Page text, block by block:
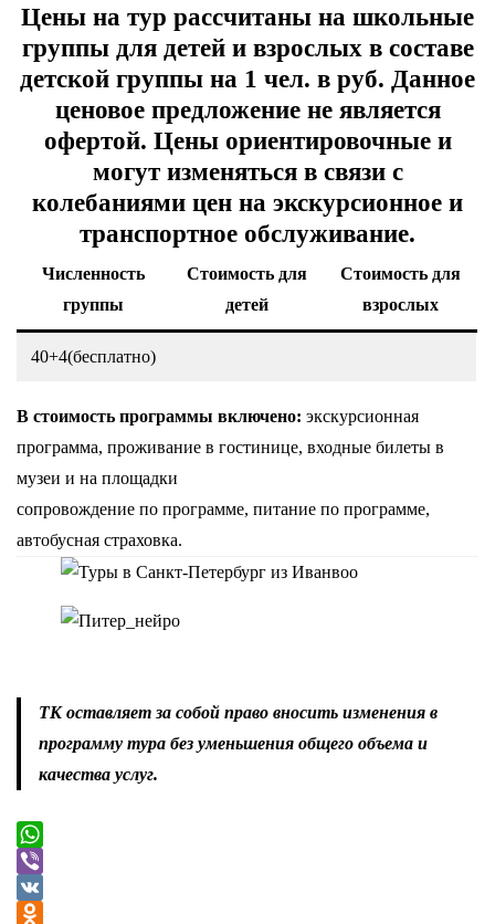
Цены на тур рассчитаны на школьные
группы для детей и взрослых в составе
детской группы на 1 чел. в руб. Данное
ценовое предложение не является
офертой. Цены ориентировочные и
могут изменяться в связи с
колебаниями цен на экскурсионное и
транспортное обслуживание.
Численность
группы
Стоимость для
детей
Стоимость для
взрослых
40+4(бесплатно)
В стоимость программы включено: экскурсионная
программа, проживание в гостинице, входные билеты в
музеи и на площадки
сопровождение по программе, питание по программе,
автобусная страховка.
ТК оставляет за собой право вносить изменения в
программу тура без уменьшения общего объема и
качества услуг.
WhatsApp
Viber
VK